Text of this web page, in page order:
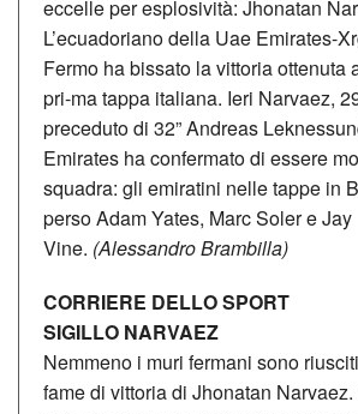
eccelle per esplosività: Jhonatan
L’ecuadoriano della Uae Emirates-
Fermo ha bissato la vittoria ottenuta
pri-ma tappa italiana. Ieri Narvaez,
preceduto di 32” Andreas
Emirates ha confermato di essere
squadra: gli emiratini nelle tappe in
perso Adam Yates, Marc Soler e Jay
Vine. (Alessandro Brambilla)
CORRIERE DELLO SPORT
SIGILLO NARVAEZ
Nemmeno i muri fermani sono
fame di vittoria di Jhonatan